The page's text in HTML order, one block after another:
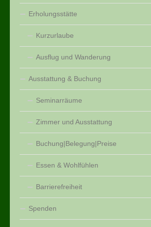
Erholungsstätte
Kurzurlaube
Ausflug und Wanderung
Ausstattung & Buchung
Seminarräume
Zimmer und Ausstattung
Buchung|Belegung|Preise
Essen & Wohlfühlen
Barrierefreiheit
Spenden